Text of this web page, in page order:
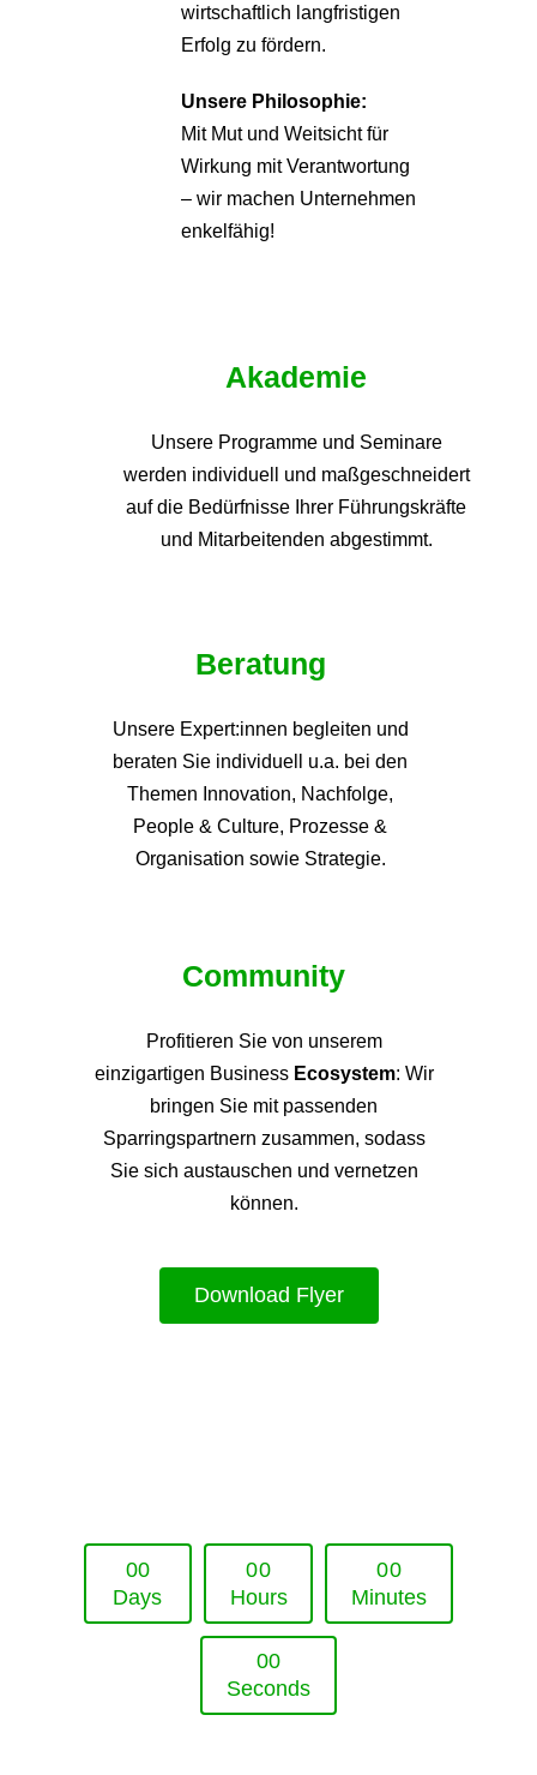
wirtschaftlich langfristigen
Erfolg zu fördern.
Unsere Philosophie:
Mit Mut und Weitsicht für
Wirkung mit Verantwortung
– wir machen Unternehmen
enkelfähig!
Akademie
Unsere Programme und Seminare
werden individuell und maßgeschneidert
auf die Bedürfnisse Ihrer Führungskräfte
und Mitarbeitenden abgestimmt.
Beratung
Unsere Expert:innen begleiten und
beraten Sie individuell u.a. bei den
Themen Innovation, Nachfolge,
People & Culture, Prozesse &
Organisation sowie Strategie.
Community
Profitieren Sie von unserem
einzigartigen Business Ecosystem: Wir
bringen Sie mit passenden
Sparringspartnern zusammen, sodass
Sie sich austauschen und vernetzen
können.
Download Flyer
00
Days
00
Hours
00
Minutes
00
Seconds